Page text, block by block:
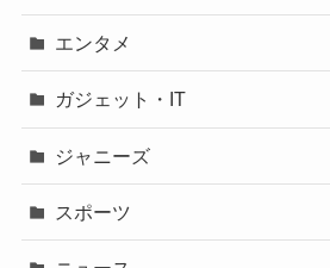
エンタメ
ガジェット・IT
ジャニーズ
スポーツ